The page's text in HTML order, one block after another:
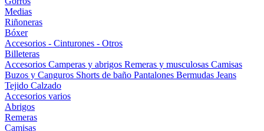
Medias
Riñoneras
Bóxer
Accesorios - Cinturones - Otros
Billeteras
Accesorios Camperas y abrigos Remeras y musculosas Camisas
Buzos y Canguros Shorts de baño Pantalones Bermudas Jeans
Tejido Calzado
Accesorios varios
Abrigos
Remeras
Camisas